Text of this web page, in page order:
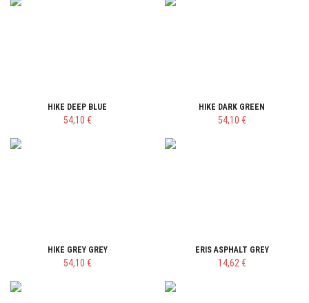
HIKE DEEP BLUE
54,10 €
HIKE DARK GREEN
54,10 €
HIKE GREY GREY
54,10 €
ERIS ASPHALT GREY
14,62 €